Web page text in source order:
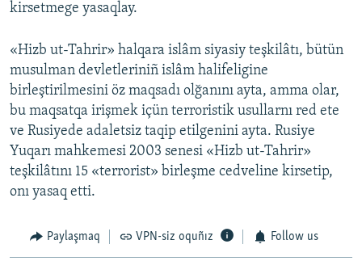
kirsetmege yasaqlay.
«Hizb ut-Tahrir» halqara islâm siyasiy teşkilâtı, bütün
musulman devletleriniñ islâm halifeligine
birleştirilmesini öz maqsadı olğanını ayta, amma olar,
bu maqsatqa irişmek içün terroristik usullarnı red ete
ve Rusiyede adaletsiz taqip etilgenini ayta. Rusiye
Yuqarı mahkemesi 2003 senesi «Hizb ut-Tahrir»
teşkilâtını 15 «terrorist» birleşme cedveline kirsetip,
onı yasaq etti.
Paylaşmaq VPN-siz oquñız Follow us